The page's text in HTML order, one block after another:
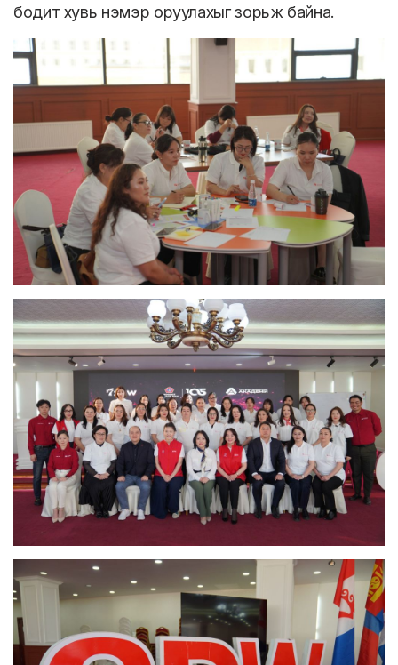
бодит хувь нэмэр оруулахыг зорьж байна.